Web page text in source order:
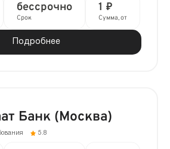
бессрочно
Срок
1 ₽
Сумма, от
Подробнее
Банк (Москва)
5.8